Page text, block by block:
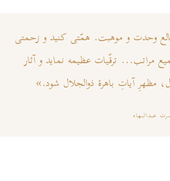
وحدت و موهبت. همّتی کنيد و زحمتی
مراتب... ترقّيات عظيمه نمايد و آثار
مظهرِ آياتِ باهرۀ ذوالجلال شود.»
عبدالبهاء